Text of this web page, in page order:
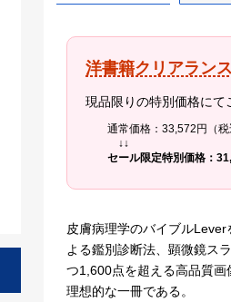
洋書籍クリアラン
現品限りの特別価格にて
通常価格：33,572円（税
↓↓
セール限定特別価格：
皮膚病理学のバイブル
よる鑑別診断法、顕微鏡ス
つ1,600点を超える高品質
理想的な一冊である。